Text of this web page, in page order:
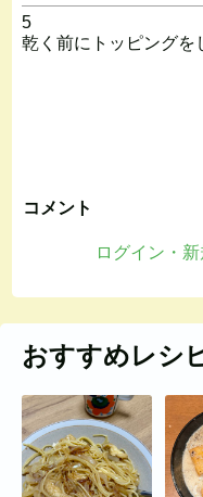
5
乾く前にトッピングを
コメント
ログイン・
おすすめレシ